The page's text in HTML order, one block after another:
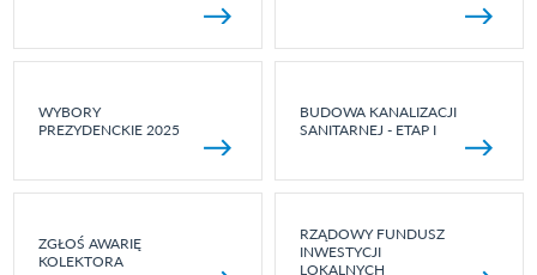
WYBORY
PREZYDENCKIE 2025
BUDOWA KANALIZACJI
SANITARNEJ - ETAP I
ZGŁOŚ AWARIĘ
KOLEKTORA
RZĄDOWY FUNDUSZ
INWESTYCJI
LOKALNYCH